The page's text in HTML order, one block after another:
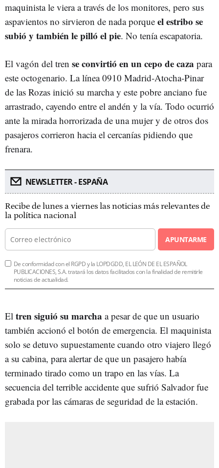
maquinista le viera a través de los monitores, pero sus
aspavientos no sirvieron de nada porque el estribo se
subió y también le pilló el pie. No tenía escapatoria.
El vagón del tren se convirtió en un cepo de caza para
este octogenario. La línea 0910 Madrid-Atocha-Pinar
de las Rozas inició su marcha y este pobre anciano fue
arrastrado, cayendo entre el andén y la vía. Todo ocurrió
ante la mirada horrorizada de una mujer y de otros dos
pasajeros corrieron hacia el cercanías pidiendo que
frenara.
NEWSLETTER - ESPAÑA
Recibe de lunes a viernes las noticias más relevantes de
la política nacional
APUNTARME
De conformidad con el RGPD y la LOPDGDD, EL LEÓN DE EL ESPAÑOL
PUBLICACIONES, S.A. tratará los datos facilitados con la finalidad de remitirle
noticias de actualidad.
El tren siguió su marcha a pesar de que un usuario
también accionó el botón de emergencia. El maquinista
solo se detuvo supuestamente cuando otro viajero llegó
a su cabina, para alertar de que un pasajero había
terminado tirado como un trapo en las vías. La
secuencia del terrible accidente que sufrió Salvador fue
grabada por las cámaras de seguridad de la estación.